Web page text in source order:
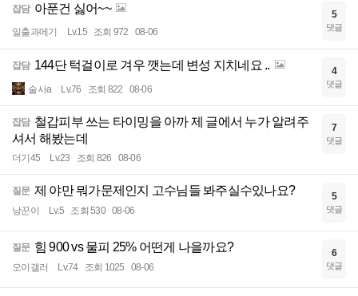
잡담 아푼건 싫어~~
일출과메기 Lv.15 조회 972 08-06
5
댓글
잡담 144단 턱걸이로 겨우 깻는데 변성 지치네요 ..
술사a Lv.76 조회 822 08-06
4
댓글
잡담 철갑피부 쓰는 타이밍을 아까 제 글에서 누가 알려주
셔서 해봤는데
더기45 Lv.23 조회 826 08-06
7
댓글
질문 제 야만 뭐가문제인지 고수님들 봐주실수있나요?
낭꾼이 Lv.5 조회 530 08-06
5
댓글
질문 힘 900 vs 물피 25% 어떤게 나을까요?
오이갤러 Lv.74 조회 1025 08-06
6
댓글